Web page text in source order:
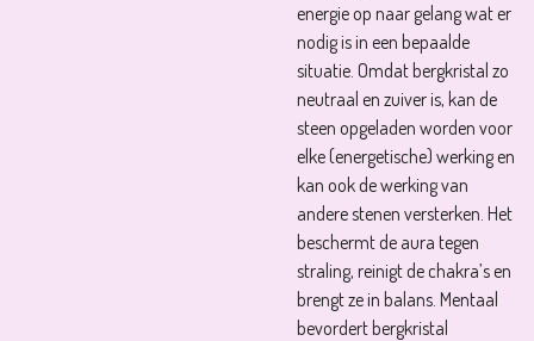
energie op naar gelang wat er
nodig is in een bepaalde
situatie. Omdat bergkristal zo
neutraal en zuiver is, kan de
steen opgeladen worden voor
elke (energetische) werking en
kan ook de werking van
andere stenen versterken. Het
beschermt de aura tegen
straling, reinigt de chakra’s en
brengt ze in balans. Mentaal
bevordert bergkristal